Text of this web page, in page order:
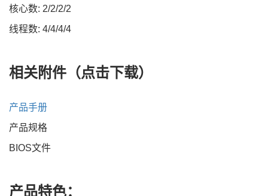
核心数: 2/2/2/2
线程数: 4/4/4/4
相关附件（点击下载）
产品手册
产品规格
BIOS文件
产品特色：